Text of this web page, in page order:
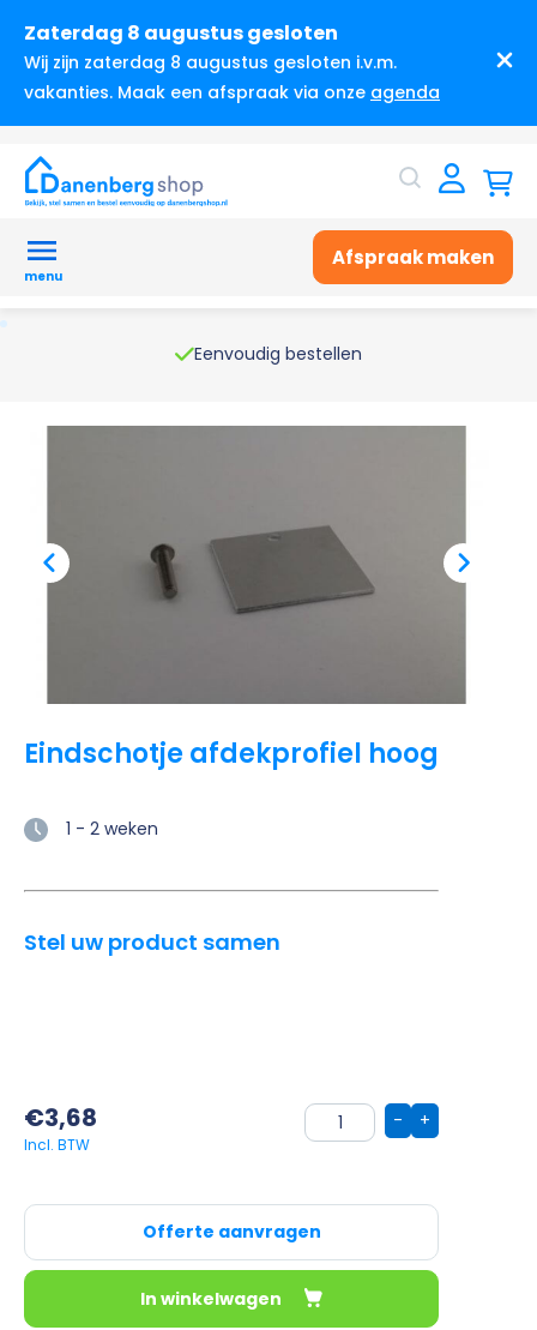
Zaterdag 8 augustus gesloten
Wij zijn zaterdag 8 augustus gesloten i.v.m.
vakanties. Maak een afspraak via onze agenda
menu
Afspraak maken
Eenvoudig bestellen
Eindschotje afdekprofiel hoog
1 - 2 weken
Stel uw product samen
€3,68 +
-
Offerte aanvragen
In winkelwagen